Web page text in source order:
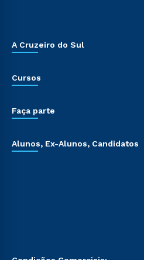
A Cruzeiro do Sul
Cursos
Faça parte
Alunos, Ex-Alunos, Candidatos